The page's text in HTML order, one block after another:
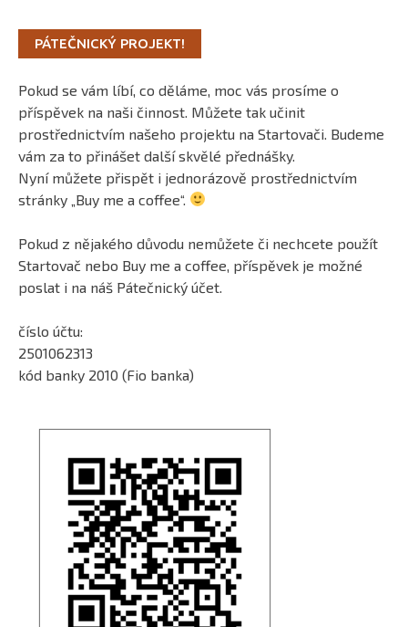
PÁTEČNICKÝ PROJEKT!
Pokud se vám líbí, co děláme, moc vás prosíme o
příspěvek na naši činnost. Můžete tak učinit
prostřednictvím našeho projektu na Startovači. Budeme
vám za to přinášet další skvělé přednášky.
Nyní můžete přispět i jednorázově prostřednictvím
stránky „Buy me a coffee“.
Pokud z nějakého důvodu nemůžete či nechcete použít
Startovač nebo Buy me a coffee, příspěvek je možné
poslat i na náš Pátečnický účet.
číslo účtu:
2501062313
kód banky 2010 (Fio banka)